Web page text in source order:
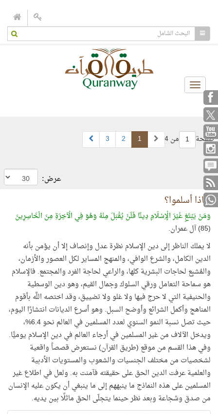
Toggle
navigation
صفحة 1 من 4 1
2
3
عرض:
لماذا أسلموا؟
وَمَنْ يَبْتَغِ غَيْرَ الْإِسْلَامِ دِينًا فَلَنْ يُقْبَلَ مِنْهُ وَهُوَ فِي الْآخِرَةِ مِنَ الْخَاسِرِينَ
(85) آل عمران.
لا يملك الناظر إلى دين الإسلام نظرة عدل وإنصاف إلا أن يؤمن بأنه
الدين الكامل، والشرع الوافي، والمنهج المساير لكل العصور والأزمان،
والمُشبِع لحاجات البشرية كلها، والراعي لحاجة الفرد والمجتمع. فالإسلام
هو سماحة التعامل ورقي السلوك وجمال القيم، وهو دين الوسطية
والحنيفية التي لا حرج فيها ولا غلو ولا تضييق، وقد اختصه اللَّه بأقوم
المناهج وأكمل الشرائع وأوضح السبل. وهو أسرع الديانات انتشارًا اليوم،
حيث تصل نسبة النمو السنوي لعدد المسلمين في العالم نحو 6.4%،
ويدخل الآلاف من غير المسلمين في أرجاء العالم في دين الإسلام يوميًّا.
وفي هذا القسم من موقع (طريق القرآن) نستعرض قصصاً واقعية
لشخصيات من مختلف الجنسيات والشعوب والمستويات الأدبية
والعلمية عرفت الدين الحق على حقيقته فآمنت به. ولعل في اطلاع غير
المسلمين على هذه النماذج ما ينبههم إلى ما ينبغي أن يكون عليه الإنسان
من صدق وشجاعة وبعد نظر حينما يتجلّى الحق ماثلًا بين يديه.